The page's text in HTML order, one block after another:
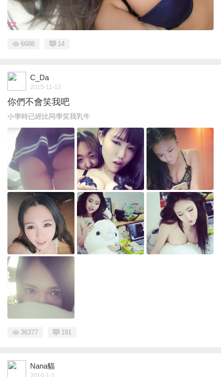
6688 14
C_Da
2015-11-12
你們不會笑我吧
小學時已經比同學笑我乳牛
36377 191
Nana貓
2016-1-1